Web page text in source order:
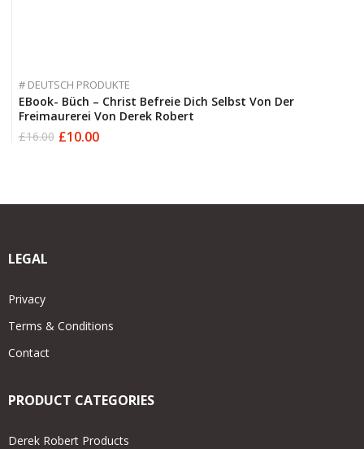
# DEUTSCH PRODUKTE
EBook- Büch – Christ Befreie Dich Selbst Von Der
Freimaurerei Von Derek Robert
£16.00
Original
£10.00
Current
LEGAL
Privacy
Terms & Conditions
Contact
PRODUCT CATEGORIES
Derek Robert Products